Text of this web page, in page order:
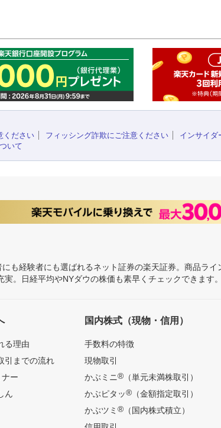
ください
フィッシング詐欺にご注意ください インサイダ
いて
も経験者にも選ばれるネット証券の楽天証券。商品ラ
。日経平均やNYダウの株価も素早くチェックできます。
る理由
引までの流れ
ー
ん
国内株式（現物・信用）
手数料の特徴
現物取引
かぶミニ®（単元未満株取引）
かぶピタッ®（金額指定取引）
かぶツミ ®（国内株式積立）